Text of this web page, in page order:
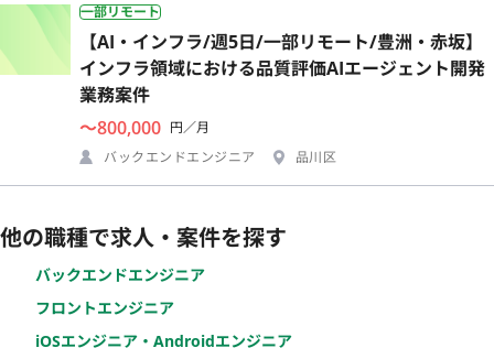
一部リモート
【AI・インフラ/週5日/一部リモート/豊洲・赤坂】
インフラ領域における品質評価AIエージェント開発
業務案件
〜800,000 円／月
バックエンドエンジニア
品川区
他の職種で求人・案件を探す
バックエンドエンジニア
フロントエンジニア
iOSエンジニア・Androidエンジニア